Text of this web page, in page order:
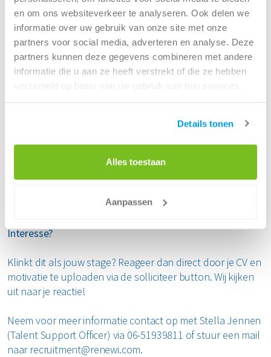
en om ons websiteverkeer te analyseren. Ook delen we
informatie over uw gebruik van onze site met onze
partners voor social media, adverteren en analyse. Deze
partners kunnen deze gegevens combineren met andere
informatie die u aan ze heeft verstrekt of die ze hebben
verzameld op basis van uw gebruik van hun services.
Details tonen
Alles toestaan
Aanpassen
Je maakt deel uit van het Externe Communicatieteam,
onderdeel van het Marketing, Communications &
Corporate Affairs-team. We werken nauw samen met
collega’s uit verschillende disciplines zodat je een breed
beeld krijgt van het vakgebied.
Renewi is een aantrekkelijke, informele en ambitieuze
organisatie waar je veel ruimte krijgt om jezelf te
ontwikkelen. Je kunt rekenen op een afwisselende stage
met eigen verantwoordelijkheden, een goede
een passende stagevergoeding.
Interesse?
Klinkt dit als jouw stage? Reageer dan direct door je CV en
motivatie te uploaden via de solliciteer button. Wij kijken
uit naar je reactie!
Neem voor meer informatie contact op met Stella Jennen
(Talent Support Officer) via 06-51939811 of stuur een mail
naar recruitment@renewi.com.